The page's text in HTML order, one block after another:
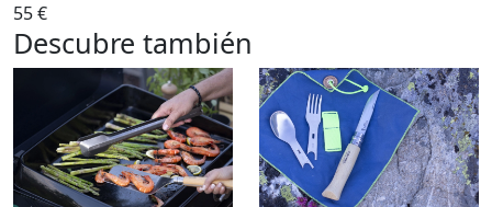
55 €
Descubre también